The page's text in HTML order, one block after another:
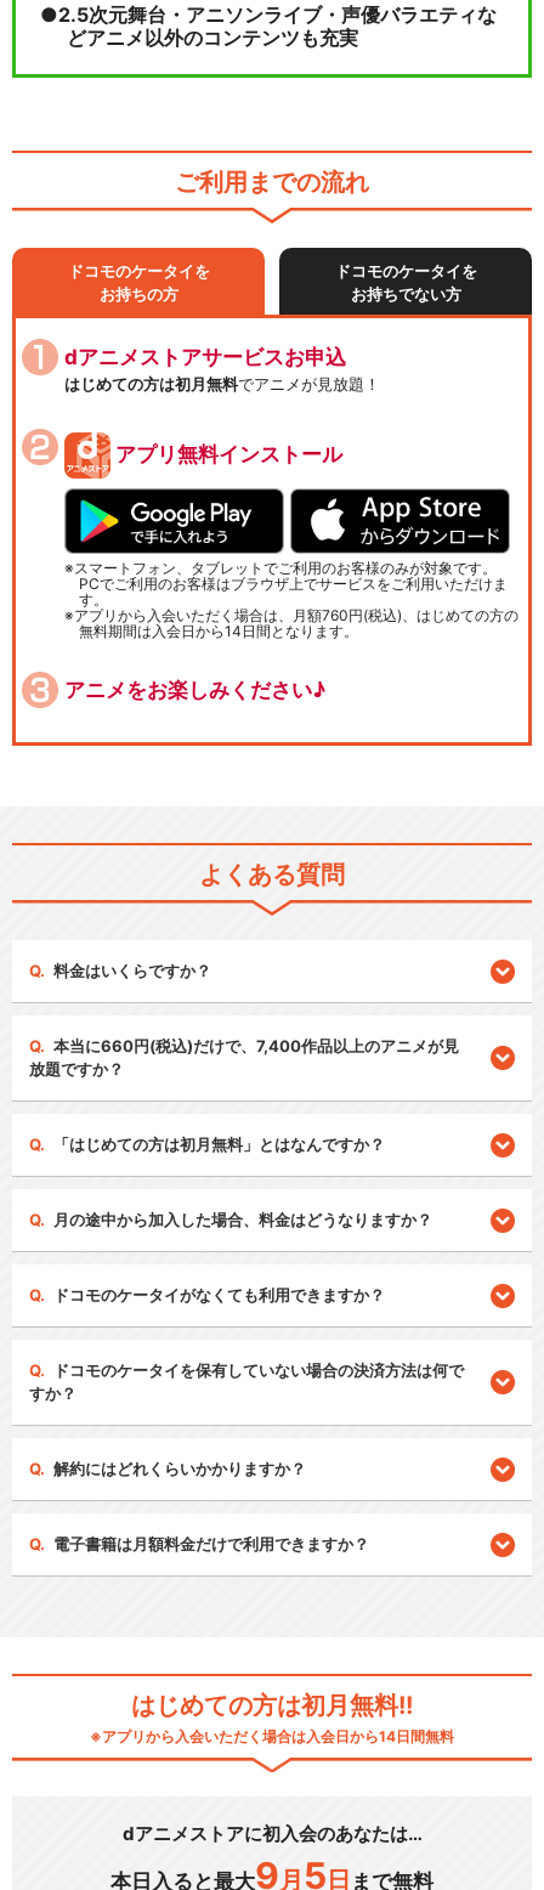
2.5次元舞台・アニソンライブ・声優バラエティな
どアニメ以外のコンテンツも充実
ご利用までの流れ
ドコモのケータイを
お持ちの方
ドコモのケータイを
お持ちでない方
dアニメストアサービスお申込
はじめての方は初月無料でアニメが見放題！
アプリ無料インストール
スマートフォン、タブレットでご利用のお客様のみが対象です。
PCでご利用のお客様はブラウザ上でサービスをご利用いただけま
す。
アプリから入会いただく場合は、月額760円(税込)、はじめての方の
無料期間は入会日から14日間となります。
アニメをお楽しみください♪
よくある質問
料金はいくらですか？
本当に660円(税込)だけで、7,400作品以上のアニメが見
放題ですか？
「はじめての方は初月無料」とはなんですか？
月の途中から加入した場合、料金はどうなりますか？
ドコモのケータイがなくても利用できますか？
ドコモのケータイを保有していない場合の決済方法は何で
すか？
解約にはどれくらいかかりますか？
電子書籍は月額料金だけで利用できますか？
はじめての方は初月無料!!
※アプリから入会いただく場合は入会日から14日間無料
dアニメストアに初入会のあなたは…
本日入ると最大9 月 5 日 まで無料